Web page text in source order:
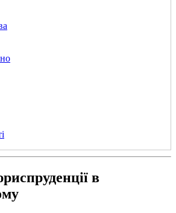
в